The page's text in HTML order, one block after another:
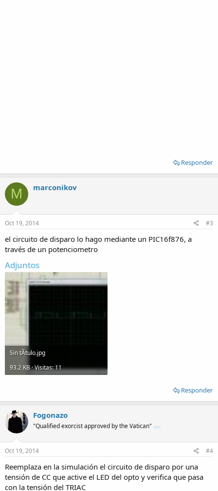
Responder
M marconikov
Oct 19, 2014 #3
el circuito de disparo lo hago mediante un PIC16f876, a
través de un potenciometro
Adjuntos
Sin tÃ­tulo.jpg
93.2 KB · Visitas: 11
Responder
Fogonazo
"Qualified exorcist approved by the Vatican"
Oct 19, 2014 #4
Reemplaza en la simulación el circuito de disparo por una
tensión de CC que active el LED del opto y verifica que pasa
con la tensión del TRIAC